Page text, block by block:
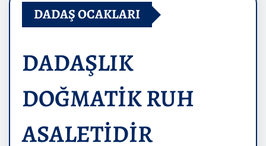
DADAŞ OCAKLARI
DADAŞLIK
DOĞMATİK RUH
ASALETİDİR